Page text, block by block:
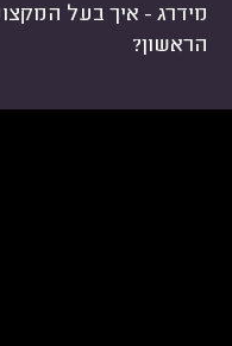
מידרג - איך בעל
הראשון?